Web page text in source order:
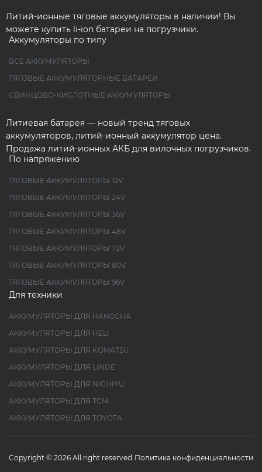
Литий-ионные тяговые аккумуляторы в наличии! Вы
можете купить li-ion батареи на погрузчики.
Аккумуляторы по типу
ВСЕ АККУМУЛЯТОРЫ
ТЯГОВЫЕ АККУМУЛЯТОРНЫЕ БАТАРЕИ
СВИНЦОВО-КИСЛОТНЫЕ АККУМУЛЯТОРЫ
Литиевая батарея — новый тренд тяговых
аккумуляторов, литий-ионный аккумулятор цена.
Продажа литий-ионных АКБ для вилочных погрузчиков.
По напряжению
ТЯГОВЫЕ АККУМУЛЯТОРЫ 12V
ТЯГОВЫЕ АККУМУЛЯТОРЫ 24V
ТЯГОВЫЕ АККУМУЛЯТОРЫ 36V
ТЯГОВЫЕ АККУМУЛЯТОРЫ 48V
ТЯГОВЫЕ АККУМУЛЯТОРЫ 72V
ТЯГОВЫЕ АККУМУЛЯТОРЫ 80V
ТЯГОВЫЕ АККУМУЛЯТОРЫ 96V
Для техники
АККУМУЛЯТОРЫ ДЛЯ HANGCHA
АККУМУЛЯТОРЫ ДЛЯ HELI
АККУМУЛЯТОРЫ ДЛЯ KOMATSU
АККУМУЛЯТОРЫ ДЛЯ LINDE
АККУМУЛЯТОРЫ ДЛЯ NICHIYU
АККУМУЛЯТОРЫ ДЛЯ TCM
АККУМУЛЯТОРЫ ДЛЯ TOYOTA
Copyright © 2026 All right reserved. Политика конфиденциальности